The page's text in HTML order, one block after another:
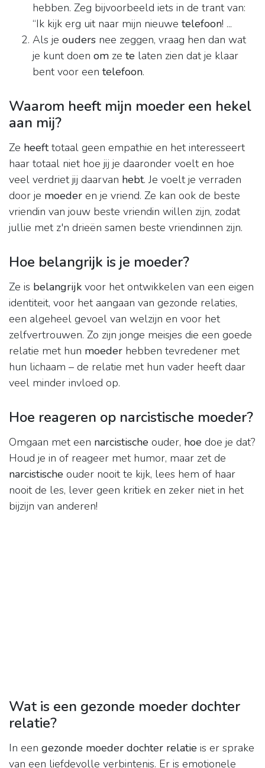
hebben. Zeg bijvoorbeeld iets in de trant van:
“Ik kijk erg uit naar mijn nieuwe telefoon! ...
Als je ouders nee zeggen, vraag hen dan wat
je kunt doen om ze te laten zien dat je klaar
bent voor een telefoon.
Waarom heeft mijn moeder een hekel
aan mij?
Ze heefttotaal geen empathie en het interesseert
haar totaal niet hoe jij je daaronder voelt en hoe
veel verdriet jij daarvan hebt. Je voelt je verraden
door je moeder en je vriend. Ze kan ook de beste
vriendin van jouw beste vriendin willen zijn, zodat
jullie met z'n drieën samen beste vriendinnen zijn.
Hoe belangrijk is je moeder?
Ze is belangrijk voor het ontwikkelen van een eigen
identiteit, voor het aangaan van gezonde relaties,
een algeheel gevoel van welzijn en voor het
zelfvertrouwen. Zo zijn jonge meisjes die een goede
relatie met hun moeder hebben tevredener met
hun lichaam – de relatie met hun vader heeft daar
veel minder invloed op.
Hoe reageren op narcistische moeder?
Omgaan met een narcistische ouder, hoe doe je dat?
Houd je in of reageer met humor, maar zet de
narcistische ouder nooit te kijk, lees hem of haar
nooit de les, lever geen kritiek en zeker niet in het
bijzijn van anderen!
Wat is een gezonde moeder dochter
relatie?
In een gezonde moeder dochter relatie is er sprake
van een liefdevolle verbintenis. Er is emotionele